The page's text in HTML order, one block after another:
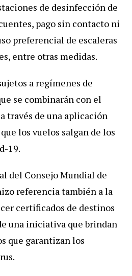
de desinfección de
pago sin contacto ni
preferencial de escaleras
entre otras medidas.
a regímenes de
se combinarán con el
través de una aplicación
los vuelos salgan de los
19.
del Consejo Mundial de
referencia también a la
certificados de destinos
una iniciativa que brindan
que garantizan los